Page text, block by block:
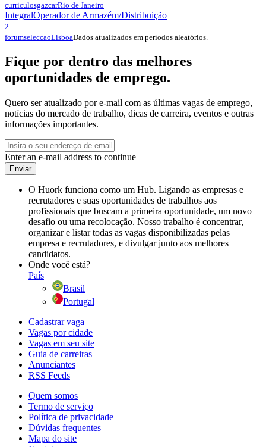
curriculosgazcarRio de Janeiro
IntegralOperador de Armazém/Distribuição
2
forumseleccaoLisboaDados atualizados em períodos aleatórios.
Fique por dentro das melhores
oportunidades de emprego.
Quero ser atualizado por e-mail com as últimas vagas de emprego,
notícias do mercado de trabalho, dicas de carreira, eventos e outras
informações importantes.
Enter an e-mail address to continue
Enviar
O Huork funciona como um Hub. Ligando as empresas e
recrutadores e suas oportunidades de trabalhos aos
profissionais que buscam a primeira oportunidade, um novo
desafio ou uma recolocação. Nosso trabalho é concentrar,
organizar e listar todas as vagas disponibilizadas pelas
empresa e recrutadores, e divulgar junto aos melhores
candidatos.
Onde você está?
País
Brasil
Portugal
Cadastrar vaga
Vagas por cidade
Vagas em seu site
Guia de carreiras
Anunciantes
RSS Feeds
Quem somos
Termo de serviço
Política de privacidade
Dúvidas frequentes
Mapa do site